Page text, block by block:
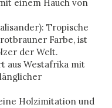
einem Hauch von
Tropische
Farbe, ist
der Welt.
aus Westafrika mit
Holzimitation und